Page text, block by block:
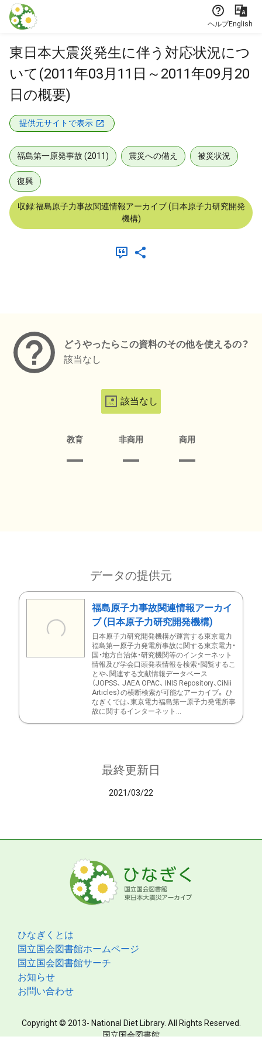
本文に飛ぶ
ヘルプEnglish
東日本大震災発生に伴う対応状況につ
いて(2011年03月11日～2011年09月20
日の概要)
提供元サイトで表示
福島第一原発事故 (2011) 震災への備え 被災状況
復興
収録:福島原子力事故関連情報アーカイブ (日本原子力研究開発
機構)
どうやったらこの資料のその他を使えるの？
該当なし
該当なし
教育 非商用 商用
データの提供元
福島原子力事故関連情報アーカイ
ブ (日本原子力研究開発機構)
日本原子力研究開発機構が運営する東京電力
福島第一原子力発電所事故に関する東京電力・
国・地方自治体・研究機関等のインターネット
情報及び学会口頭発表情報を検索・閲覧するこ
とや、関連する文献情報データベース
（JOPSS、 JAEA OPAC、 INIS Repository、CiNii
Articles）の横断検索が可能なアーカイブ。 ひ
なぎくでは、東京電力福島第一原子力発電所事
故に関するインターネット...
最終更新日
2021/03/22
ひなぎくとは
国立国会図書館ホームページ
国立国会図書館サーチ
お知らせ
お問い合わせ
Copyright © 2013- National Diet Library. All Rights Reserved.